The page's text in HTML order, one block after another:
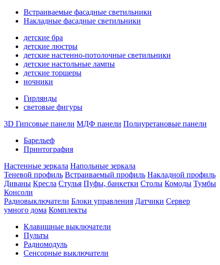
Встраиваемые фасадные светильники
Накладные фасадные светильники
детские бра
детские люстры
детские настенно-потолочные светильники
детские настольные лампы
детские торшеры
ночники
Гирлянды
световые фигуры
3D Гипсовые панели МДФ панели Полиуретановые панели
Барельеф
Принтография
Настенные зеркала Напольные зеркала
Теневой профиль Встраиваемый профиль Накладной профиль
Диваны Кресла Стулья Пуфы, банкетки Столы Комоды Тумбы
Консоли
Радиовыключатели Блоки управления Датчики Сервер
умного дома Комплекты
Клавишные выключатели
Пульты
Радиомодуль
Сенсорные выключатели